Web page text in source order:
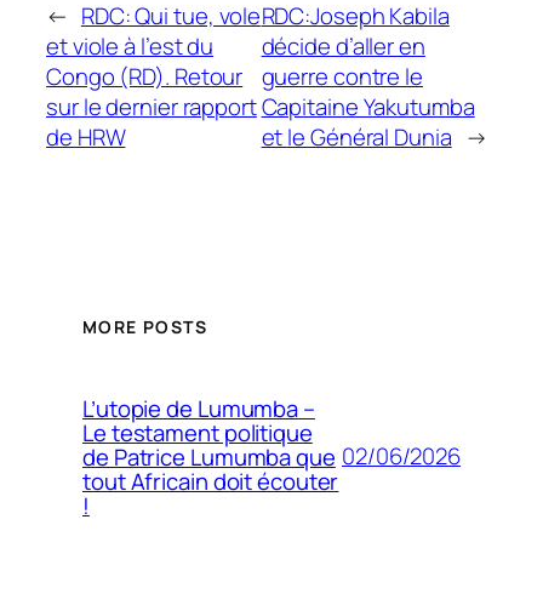
← RDC: Qui tue, vole
et viole à l’est du
Congo (RD). Retour
sur le dernier rapport
de HRW
RDC:Joseph Kabila
décide d’aller en
guerre contre le
Capitaine Yakutumba
et le Général Dunia →
MORE POSTS
L’utopie de Lumumba –
Le testament politique
de Patrice Lumumba que
tout Africain doit écouter
!
02/06/2026